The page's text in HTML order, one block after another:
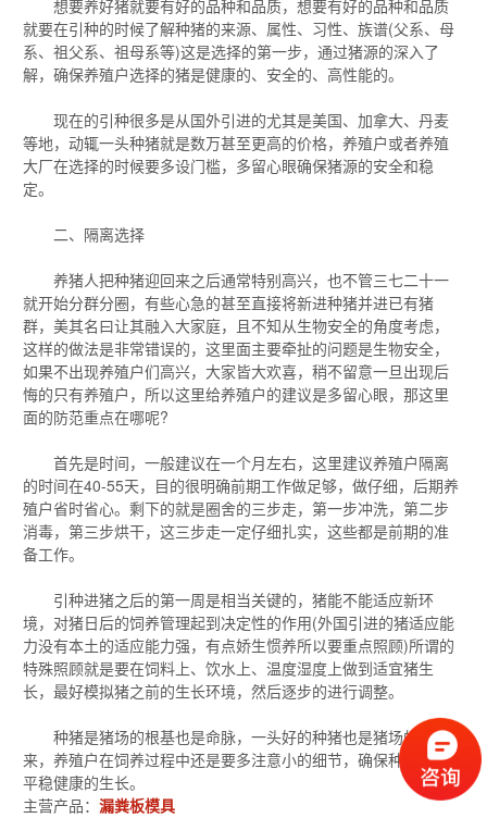
想要养好猪就要有好的品种和品质，想要有好的品种和品质
就要在引种的时候了解种猪的来源、属性、习性、族谱(父系、母
系、祖父系、祖母系等)这是选择的第一步，通过猪源的深入了
解，确保养殖户选择的猪是健康的、安全的、高性能的。
现在的引种很多是从国外引进的尤其是美国、加拿大、丹麦
等地，动辄一头种猪就是数万甚至更高的价格，养殖户或者养殖
大厂在选择的时候要多设门槛，多留心眼确保猪源的安全和稳
定。
二、隔离选择
养猪人把种猪迎回来之后通常特别高兴，也不管三七二十一
就开始分群分圈，有些心急的甚至直接将新进种猪并进已有猪
群，美其名曰让其融入大家庭，且不知从生物安全的角度考虑，
这样的做法是非常错误的，这里面主要牵扯的问题是生物安全，
如果不出现养殖户们高兴，大家皆大欢喜，稍不留意一旦出现后
悔的只有养殖户，所以这里给养殖户的建议是多留心眼，那这里
面的防范重点在哪呢?
首先是时间，一般建议在一个月左右，这里建议养殖户隔离
的时间在40-55天，目的很明确前期工作做足够，做仔细，后期养
殖户省时省心。剩下的就是圈舍的三步走，第一步冲洗，第二步
消毒，第三步烘干，这三步走一定仔细扎实，这些都是前期的准
备工作。
引种进猪之后的第一周是相当关键的，猪能不能适应新环
境，对猪日后的饲养管理起到决定性的作用(外国引进的猪适应能
力没有本土的适应能力强，有点娇生惯养所以要重点照顾)所谓的
特殊照顾就是要在饲料上、饮水上、温度湿度上做到适宜猪生
长，最好模拟猪之前的生长环境，然后逐步的进行调整。
种猪是猪场的根基也是命脉，一头好的种猪也是猪场的未
来，养殖户在饲养过程中还是要多注意小的细节，确保种猪安全
平稳健康的生长。
主营产品：漏粪板模具